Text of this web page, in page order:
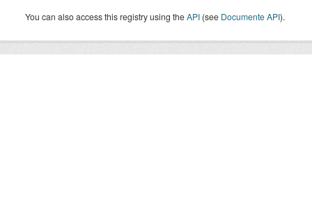
You can also access this registry using theAPI (see Documente API).